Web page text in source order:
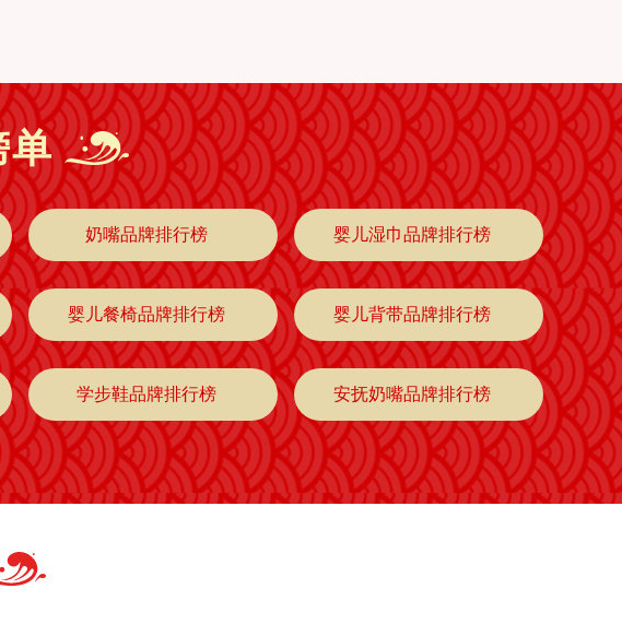
单
奶嘴品牌排行榜 婴儿湿巾品牌排行榜
婴儿餐椅品牌排行榜 婴儿背带品牌排行榜
学步鞋品牌排行榜 安抚奶嘴品牌排行榜
儿童衬衫品牌排行榜 婴儿袜子品牌排行榜